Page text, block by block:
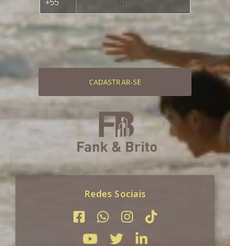
CADASTRAR-SE
Redes Sociais